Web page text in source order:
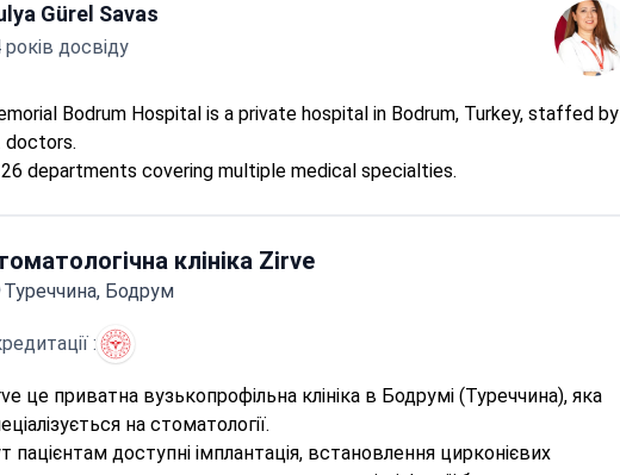
Gürel Savas
років досвіду
Bodrum Hospital is a private hospital in Bodrum, Turkey, staffed by
doctors.
26 departments covering multiple medical specialties.
клініка Zirve
Туреччина, Бодрум
:
це приватна вузькопрофільна клініка в Бодрумі (Туреччина), яка
на стоматології.
пацієнтам доступні імплантація, встановлення цирконієвих